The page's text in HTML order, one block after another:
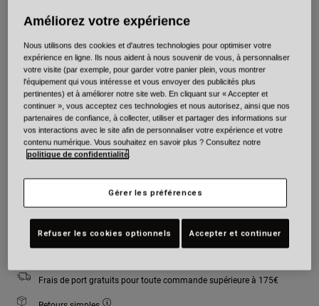
Couleur -Bleu/Rouge
sélectionné
Taille Tableau des tailles
Ajouter au panier
Frais de port gratuits pour toute commande supérieure à 175€
Améliorez votre expérience
Nous utilisons des cookies et d'autres technologies pour optimiser votre
expérience en ligne. Ils nous aident à nous souvenir de vous, à personnaliser
votre visite (par exemple, pour garder votre panier plein, vous montrer
l'équipement qui vous intéresse et vous envoyer des publicités plus
pertinentes) et à améliorer notre site web. En cliquant sur « Accepter et
continuer », vous acceptez ces technologies et nous autorisez, ainsi que nos
partenaires de confiance, à collecter, utiliser et partager des informations sur
vos interactions avec le site afin de personnaliser votre expérience et votre
contenu numérique. Vous souhaitez en savoir plus ? Consultez notre
politique de confidentialité.
Gérer les préférences
Refuser les cookies optionnels Accepter et continuer